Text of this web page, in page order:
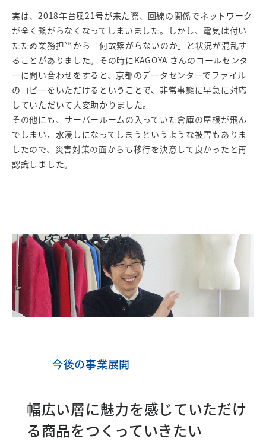
実は、2018年台風21号が来た際、回線の関係でネットワーク
が全く繋がらなくなってしまいました。しかし、電気は付い
たため業務担当から「何故繋がらないのか」と状況が混乱す
ることがありました。その時にKAGOYA さんのコールセンタ
ーに問い合わせをすると、京都のデータセンターでファイル
のコピーをいただけるということで、非常事態に早急に対応
していただいて大変助かりました。
その他にも、サーバールームの入っていた倉庫の屋根が飛ん
でしまい、水浸しになってしまうというような被害もありま
したので、災害対策の面からも移行を決意して良かったと再
認識しました。
今後の事業展開
幅広い層に魅力を感じていただけ
る商品をつくっていきたい